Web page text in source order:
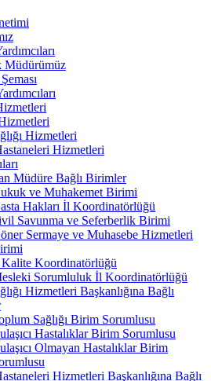
Müdürümüz
Hizmetleri
Hizmetleri
Müdüre Bağlı Birimler
ve Muhakemet Birimi
Hakları İl Koordinatörlüğü
Savunma ve Seferberlik Birimi
Sermaye ve Muhasebe Hizmetleri
Koordinatörlüğü
Sorumluluk İl Koordinatörlüğü
Hizmetleri Başkanlığına Bağlı
Sağlığı Birim Sorumlusu
Hastalıklar Birim Sorumlusu
Olmayan Hastalıklar Birim
Hizmetleri Başkanlığına Bağlı